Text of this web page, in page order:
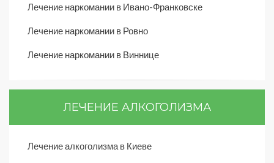
Лечение наркомании в Ивано-Франковске
Лечение наркомании в Ровно
Лечение наркомании в Виннице
ЛЕЧЕНИЕ АЛКОГОЛИЗМА
Лечение алкоголизма в Киеве